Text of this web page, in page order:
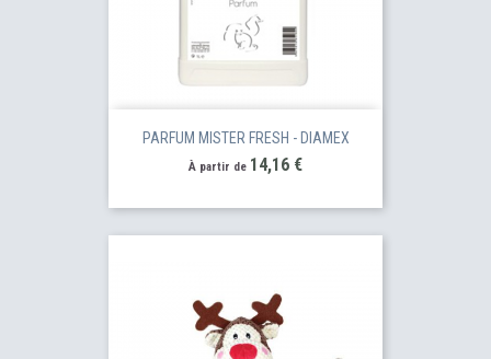
PARFUM MISTER FRESH - DIAMEX
À partir de Prix
14,16 €